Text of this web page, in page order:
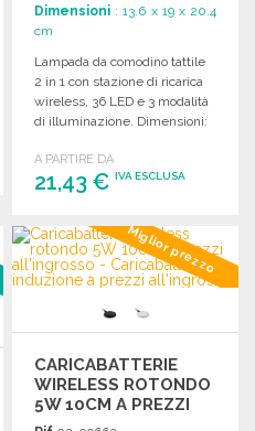
Dimensioni : 13.6 x 19 x 20.4
cm
Lampada da comodino tattile
2 in 1 con stazione di ricarica
wireless, 36 LED e 3 modalità
di illuminazione. Dimensioni:
A PARTIRE DA
21,43 €IVA ESCLUSA
ORDINARE
Richiedi un preventivo
Miglior prezzo
CARICABATTERIE
WIRELESS ROTONDO
5W 10CM A PREZZI
ALL'INGROSSO